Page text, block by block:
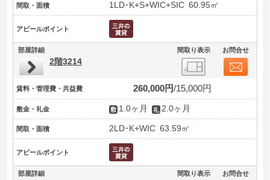
間取・面積 1LD･K+S+WIC+SIC 60.95㎡
アピールポイント
部屋詳細 間取り表示 お問合せ
2階3214
賃料・管理費・共益費 260,000円 15,000円
敷金・礼金 1.0ヶ月 2.0ヶ月
間取・面積 2LD･K+WIC 63.59㎡
アピールポイント
部屋詳細 間取り表示 お問合せ